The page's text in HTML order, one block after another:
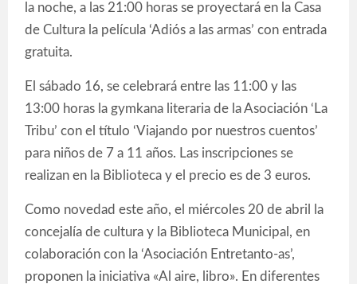
la noche, a las 21:00 horas se proyectará en la Casa
de Cultura la película ‘Adiós a las armas’ con entrada
gratuita.
El sábado 16, se celebrará entre las 11:00 y las
13:00 horas la gymkana literaria de la Asociación ‘La
Tribu’ con el título ‘Viajando por nuestros cuentos’
para niños de 7 a 11 años. Las inscripciones se
realizan en la Biblioteca y el precio es de 3 euros.
Como novedad este año, el miércoles 20 de abril la
concejalía de cultura y la Biblioteca Municipal, en
colaboración con la ‘Asociación Entretanto-as’,
proponen la iniciativa «Al aire, libro». En diferentes